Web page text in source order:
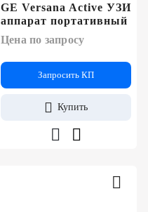
GE Versana Active УЗИ
аппарат портативный
Цена по запросу
Запросить КП
Купить